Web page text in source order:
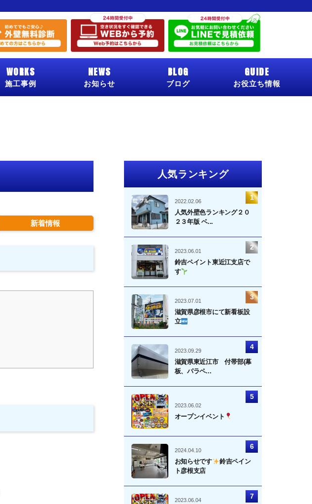
WORKS
施工事例
NEWS
お知らせ
BLOG
ブログ
GUIDE
お役立ち情報
新着情報
人気ランキング
2022.02.06
人気外壁色ランキング２０
２３年版 ベ...
2023.06.01
鈴吉ペイント東近江支店で
す
2023.07.01
滋賀県彦根市にて新看板設
立
2023.09.29
滋賀県東近江市 付帯部(幕
板、パラペ...
2023.06.02
オープンイベント
2024.04.10
お知らせです
鈴吉ペイン
ト彦根支店
2023.06.04